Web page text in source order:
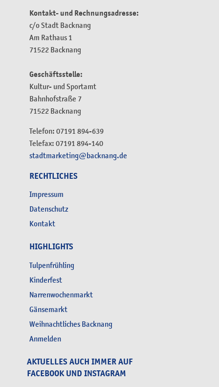
Kontakt- und Rechnungsadresse:
c/o Stadt Backnang
Am Rathaus 1
71522 Backnang
Geschäftsstelle:
Kultur- und Sportamt
Bahnhofstraße 7
71522 Backnang
Telefon: 07191 894-639
Telefax: 07191 894-140
stadtmarketing@backnang.de
RECHTLICHES
Impressum
Datenschutz
Kontakt
HIGHLIGHTS
Tulpenfrühling
Kinderfest
Narrenwochenmarkt
Gänsemarkt
Weihnachtliches Backnang
Anmelden
AKTUELLES AUCH IMMER AUF
FACEBOOK UND INSTAGRAM